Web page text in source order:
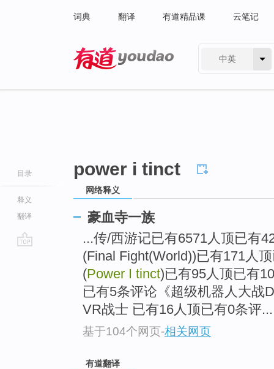
词典 翻译 有道精品课 云笔记
中英
目录
释义
翻译
power i tinct
网络释义
豪血寺一族
...传/西游记已有6571人顶已有
(Final Fight(World))已有171人
(Power I tinct)已有95人顶已有
已有5条评论《超级机器人大战
VR战士 已有16人顶已有0条评...
基于104个网页-相关网页
有道翻译